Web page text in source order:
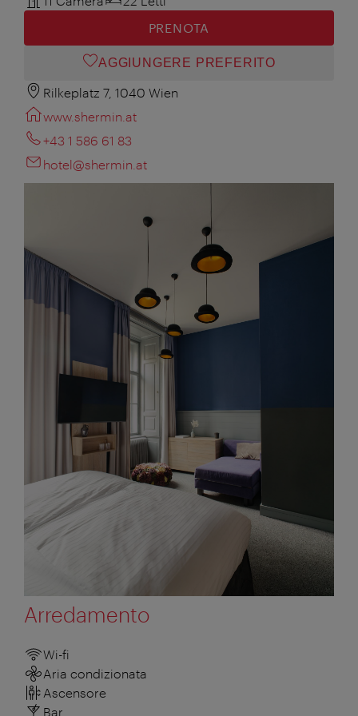
PRENOTA
AGGIUNGERE PREFERITO
Rilkeplatz 7, 1040 Wien
www.shermin.at
+43 1 586 61 83
hotel@shermin.at
Arredamento
Wi-fi
Aria condizionata
Ascensore
Bar